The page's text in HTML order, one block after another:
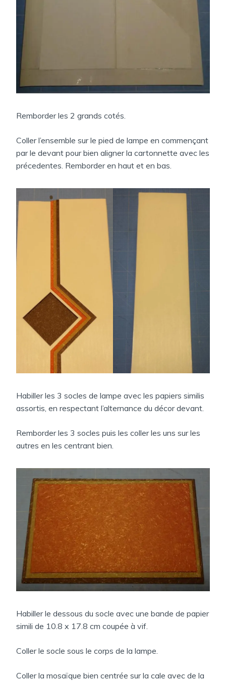
Remborder les 2 grands cotés.
Coller l’ensemble sur le pied de lampe en commençant
par le devant pour bien aligner la cartonnette avec les
précedentes. Remborder en haut et en bas.
Habiller les 3 socles de lampe avec les papiers similis
assortis, en respectant l’alternance du décor devant.
Remborder les 3 socles puis les coller les uns sur les
autres en les centrant bien.
Habiller le dessous du socle avec une bande de papier
simili de 10.8 x 17.8 cm coupée à vif.
Coller le socle sous le corps de la lampe.
Coller la mosaïque bien centrée sur la cale avec de la